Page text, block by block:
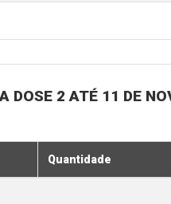
DOSE 2 ATÉ 11 DE
Quantidade